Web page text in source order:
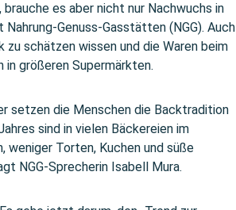
es aber nicht nur Nachwuchs in
Genuss-Gasstätten (NGG). Auch
schätzen wissen und die Waren beim
in größeren Supermärkten.
setzen die Menschen die Backtradition
sind in vielen Bäckereien im
weniger Torten, Kuchen und süße
NGG-Sprecherin Isabell Mura.